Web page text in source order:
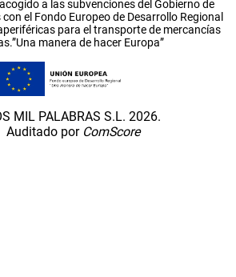
a las subvenciones del Gobierno de
el Fondo Europeo de Desarrollo Regional
para el transporte de mercancías
manera de hacer Europa”
MIL PALABRAS S.L. 2026.
Auditado por ComScore